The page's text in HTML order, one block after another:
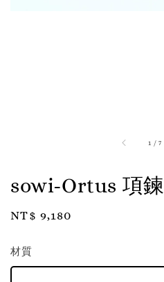
1 /7
sowi-Ortus 項鍊
Regular
NT$ 9,180
材質